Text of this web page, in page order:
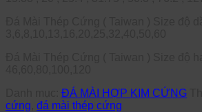
ĐÁ MÀI HỢP KIM CỨNG
cứng đá mài thép cứng